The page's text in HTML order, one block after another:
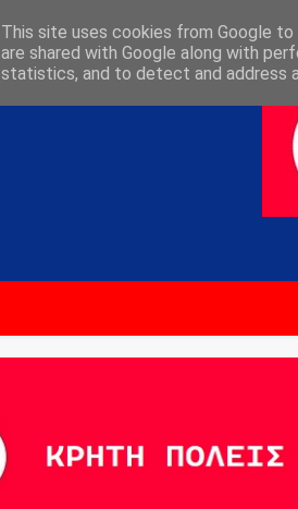
This site uses cookies from Google
are shared with Google along with
statistics, and to detect and address